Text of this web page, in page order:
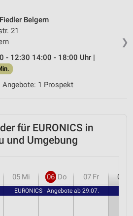
❯
Belgern
21
- 12:30 14:00 - 18:00 Uhr |
Angebote: 1 Prospekt
für EURONICS in
und Umgebung
05 Mi 06 Do 07 Fr 08
EURONICS - Angebote ab 29.07.